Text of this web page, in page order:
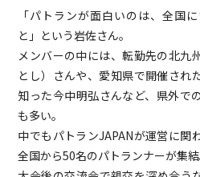
「パトランが面白いのは、全国
と」という岩佐さん。
メンバーの中には、転勤先の北九
とし）さんや、愛知県で開催され
知った今中明弘さんなど、県外で
も多い。
中でもパトランJAPANが運営に関
全国から50名のパトランナーが集結